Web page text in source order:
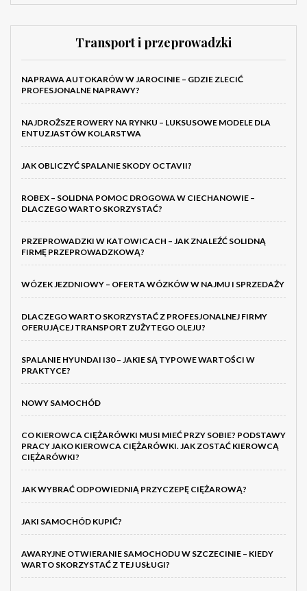
Transport i przeprowadzki
NAPRAWA AUTOKARÓW W JAROCINIE – GDZIE ZLECIĆ
PROFESJONALNE NAPRAWY?
NAJDROŻSZE ROWERY NA RYNKU – LUKSUSOWE MODELE DLA
ENTUZJASTÓW KOLARSTWA
JAK OBLICZYĆ SPALANIE SKODY OCTAVII?
ROBEX – SOLIDNA POMOC DROGOWA W CIECHANOWIE –
DLACZEGO WARTO SKORZYSTAĆ?
PRZEPROWADZKI W KATOWICACH – JAK ZNALEŹĆ SOLIDNĄ
FIRMĘ PRZEPROWADZKOWĄ?
WÓZEK JEZDNIOWY – OFERTA WÓZKÓW W NAJMU I SPRZEDAŻY
DLACZEGO WARTO SKORZYSTAĆ Z PROFESJONALNEJ FIRMY
OFERUJĄCEJ TRANSPORT ZUŻYTEGO OLEJU?
SPALANIE HYUNDAI I30 – JAKIE SĄ TYPOWE WARTOŚCI W
PRAKTYCE?
NOWY SAMOCHÓD
CO KIEROWCA CIĘŻARÓWKI MUSI MIEĆ PRZY SOBIE? PODSTAWY
PRACY JAKO KIEROWCA CIĘŻARÓWKI. JAK ZOSTAĆ KIEROWCĄ
CIĘŻARÓWKI?
JAK WYBRAĆ ODPOWIEDNIĄ PRZYCZEPĘ CIĘŻAROWĄ?
JAKI SAMOCHÓD KUPIĆ?
AWARYJNE OTWIERANIE SAMOCHODU W SZCZECINIE – KIEDY
WARTO SKORZYSTAĆ Z TEJ USŁUGI?